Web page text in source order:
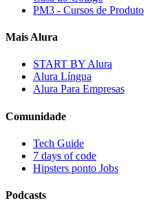
PM3 - Cursos de Produto
Mais Alura
START BY Alura
Alura Língua
Alura Para Empresas
Comunidade
Tech Guide
7 days of code
Hipsters ponto Jobs
Podcasts